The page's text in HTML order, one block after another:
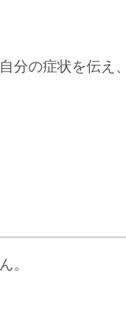
分の症状を伝え
。